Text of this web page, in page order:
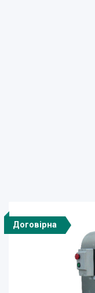
Договірна